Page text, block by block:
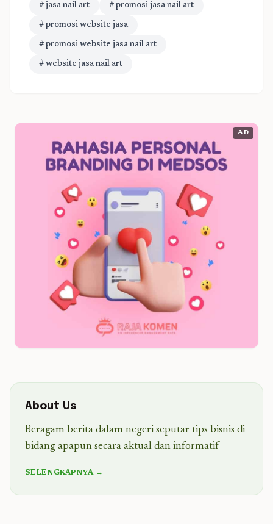
# jasa nail art # promosi jasa nail art
# promosi website jasa
# promosi website jasa nail art
# website jasa nail art
AD
About Us
Beragam berita dalam negeri seputar tips bisnis di
bidang apapun secara aktual dan informatif
SELENGKAPNYA →